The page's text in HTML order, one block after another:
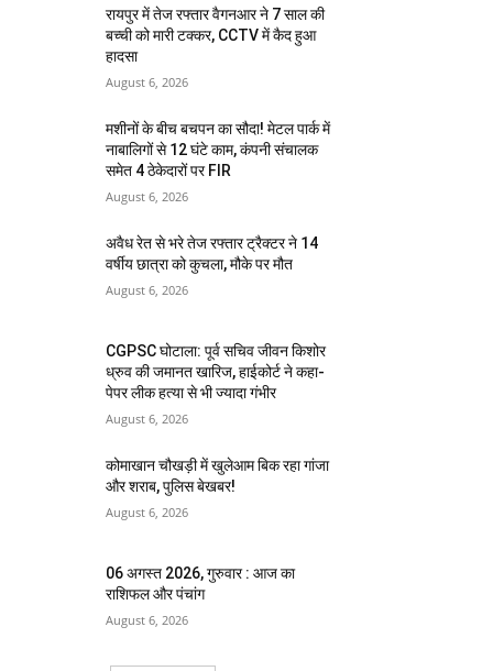
रायपुर में तेज रफ्तार वैगनआर ने 7 साल की
बच्ची को मारी टक्कर, CCTV में कैद हुआ
हादसा
August 6, 2026
मशीनों के बीच बचपन का सौदा! मेटल पार्क में
नाबालिगों से 12 घंटे काम, कंपनी संचालक
समेत 4 ठेकेदारों पर FIR
August 6, 2026
अवैध रेत से भरे तेज रफ्तार ट्रैक्टर ने 14
वर्षीय छात्रा को कुचला, मौके पर मौत
August 6, 2026
CGPSC घोटाला: पूर्व सचिव जीवन किशोर
ध्रुव की जमानत खारिज, हाईकोर्ट ने कहा-
पेपर लीक हत्या से भी ज्यादा गंभीर
August 6, 2026
कोमाखान चौखड़ी में खुलेआम बिक रहा गांजा
और शराब, पुलिस बेखबर!
August 6, 2026
06 अगस्त 2026, गुरुवार : आज का
राशिफल और पंचांग
August 6, 2026